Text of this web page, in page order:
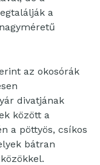
a
az okosórák
divatjának
között a
a pöttyös, csíkos
bátran